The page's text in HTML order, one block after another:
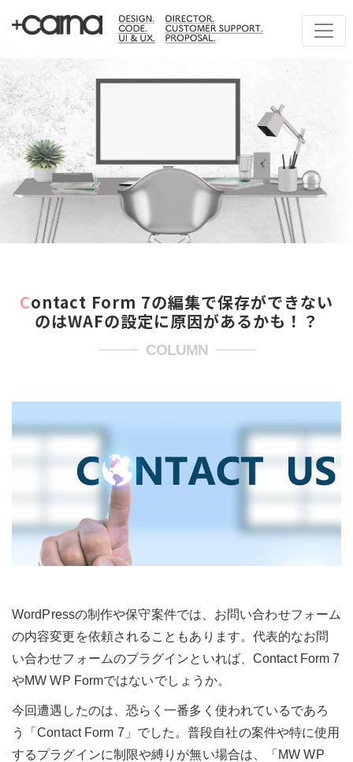
Contact Form 7の編集で保存ができない
のはWAFの設定に原因があるかも！？
COLUMN
WordPressの制作や保守案件では、お問い合わせフォーム
の内容変更を依頼されることもあります。代表的なお問
い合わせフォームのプラグインといれば、Contact Form 7
やMW WP Formではないでしょうか。
今回遭遇したのは、恐らく一番多く使われているであろ
う「Contact Form 7」でした。普段自社の案件や特に使用
するプラグインに制限や縛りが無い場合は、「MW WP